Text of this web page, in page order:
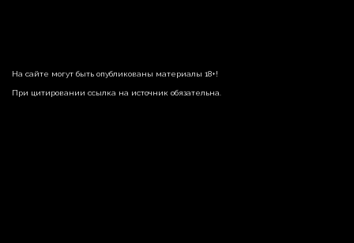
На сайте могут быть опубликованы материалы 18+!
При цитировании ссылка на источник обязательна.